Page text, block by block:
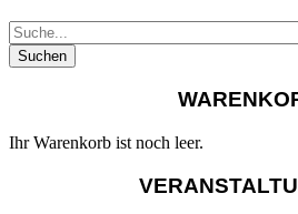
Ihr Warenkorb ist noch leer.